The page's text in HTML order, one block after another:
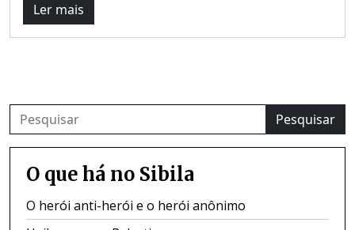
Ler mais
Pesquisar
O que há no Sibila
O herói anti-herói e o herói anônimo